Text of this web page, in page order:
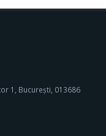
1, București, 013686